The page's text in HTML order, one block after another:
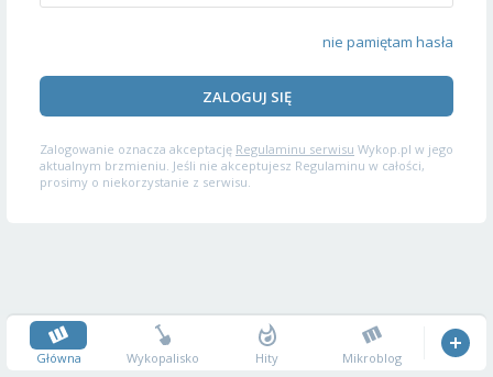
nie pamiętam hasła
ZALOGUJ SIĘ
Zalogowanie oznacza akceptację Regulaminu serwisu Wykop.pl w jego
aktualnym brzmieniu. Jeśli nie akceptujesz Regulaminu w całości,
prosimy o niekorzystanie z serwisu.
Główna Wykopalisko Hity Mikroblog